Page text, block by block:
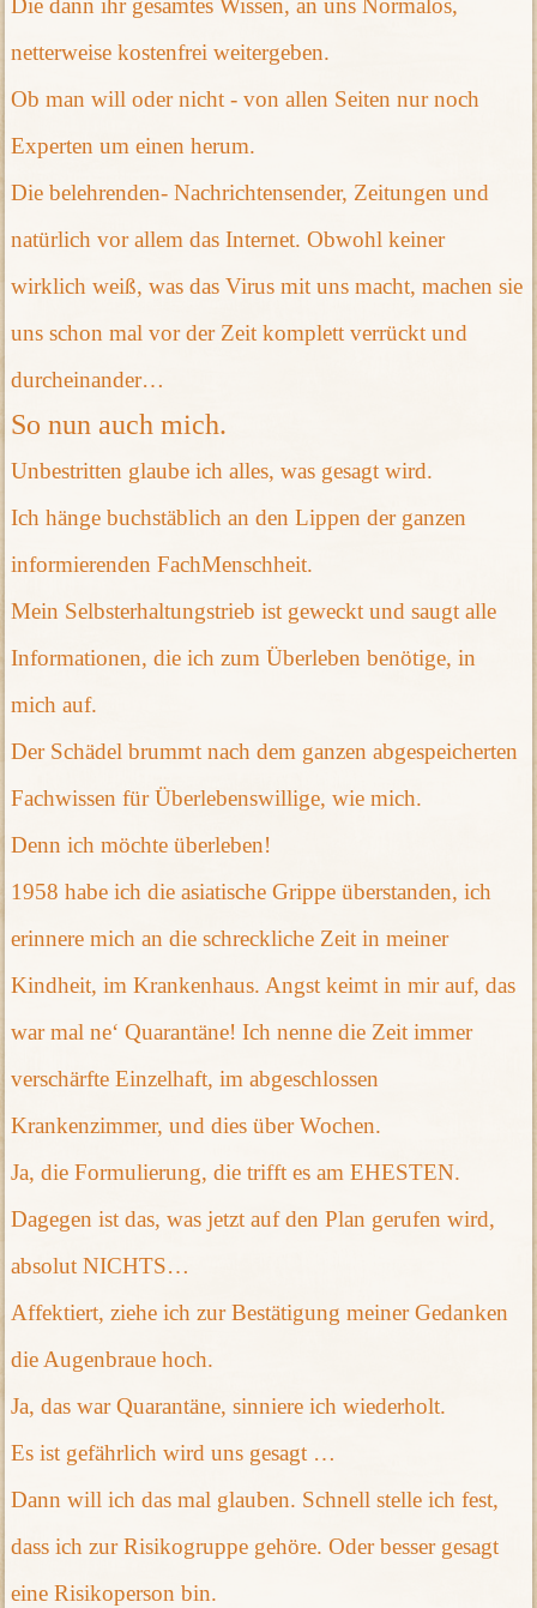
Die dann ihr gesamtes Wissen, an uns Normalos,
netterweise kostenfrei weitergeben.
Ob man will oder nicht - von allen Seiten nur noch
Experten um einen herum.
Die belehrenden- Nachrichtensender, Zeitungen und
natürlich vor allem das Internet. Obwohl keiner
wirklich weiß, was das Virus mit uns macht, machen sie
uns schon mal vor der Zeit komplett verrückt und
durcheinander…
So nun auch mich.
Unbestritten glaube ich alles, was gesagt wird.
Ich hänge buchstäblich an den Lippen der ganzen
informierenden FachMenschheit.
Mein Selbsterhaltungstrieb ist geweckt und saugt alle
Informationen, die ich zum Überleben benötige, in
mich auf.
Der Schädel brummt nach dem ganzen abgespeicherten
Fachwissen für Überlebenswillige, wie mich.
Denn ich möchte überleben!
1958 habe ich die asiatische Grippe überstanden, ich
erinnere mich an die schreckliche Zeit in meiner
Kindheit, im Krankenhaus. Angst keimt in mir auf, das
war mal ne‘ Quarantäne! Ich nenne die Zeit immer
verschärfte Einzelhaft, im abgeschlossen
Krankenzimmer, und dies über Wochen.
Ja, die Formulierung, die trifft es am EHESTEN.
Dagegen ist das, was jetzt auf den Plan gerufen wird,
absolut NICHTS…
Affektiert, ziehe ich zur Bestätigung meiner Gedanken
die Augenbraue hoch.
Ja, das war Quarantäne, sinniere ich wiederholt.
Es ist gefährlich wird uns gesagt …
Dann will ich das mal glauben. Schnell stelle ich fest,
dass ich zur Risikogruppe gehöre. Oder besser gesagt
eine Risikoperson bin.